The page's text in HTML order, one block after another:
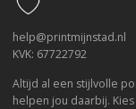
help@printmijnstad.nl
KVK: 67722792
Altijd al een stijlvolle
helpen jou daarbij.